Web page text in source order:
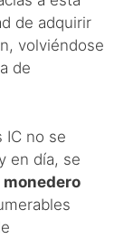
de adquirir
volviéndose
de
IC no se
en día, se
monedero